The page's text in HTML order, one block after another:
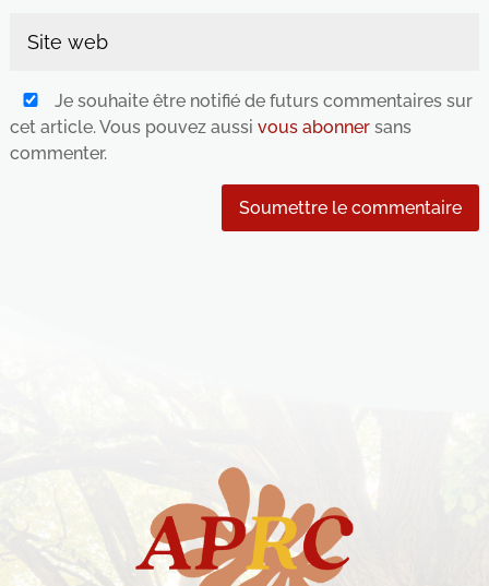
Je souhaite être notifié de futurs commentaires sur
cet article. Vous pouvez aussi vous abonnersans
commenter.
Soumettre le commentaire